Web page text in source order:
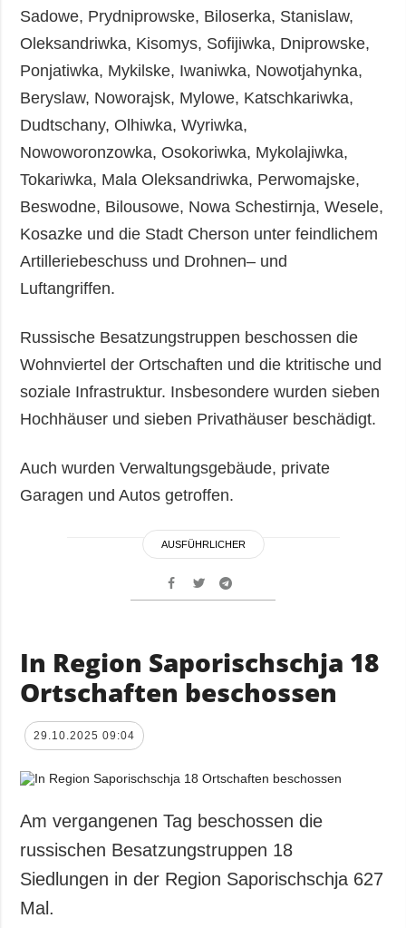
Sadowe, Prydniprowske, Biloserka, Stanislaw,
Oleksandriwka, Kisomys, Sofijiwka, Dniprowske,
Ponjatiwka, Mykilske, Iwaniwka, Nowotjahynka,
Beryslaw, Noworajsk, Mylowe, Katschkariwka,
Dudtschany, Olhiwka, Wyriwka,
Nowoworonzowka, Osokoriwka, Mykolajiwka,
Tokariwka, Mala Oleksandriwka, Perwomajske,
Beswodne, Bilousowe, Nowa Schestirnja, Wesele,
Kosazke und die Stadt Cherson unter feindlichem
Artilleriebeschuss und Drohnen– und
Luftangriffen.
Russische Besatzungstruppen beschossen die
Wohnviertel der Ortschaften und die ktritische und
soziale Infrastruktur. Insbesondere wurden sieben
Hochhäuser und sieben Privathäuser beschädigt.
Auch wurden Verwaltungsgebäude, private
Garagen und Autos getroffen.
AUSFÜHRLICHER
In Region Saporischschja 18
Ortschaften beschossen
29.10.2025 09:04
Am vergangenen Tag beschossen die
russischen Besatzungstruppen 18
Siedlungen in der Region Saporischschja 627
Mal.